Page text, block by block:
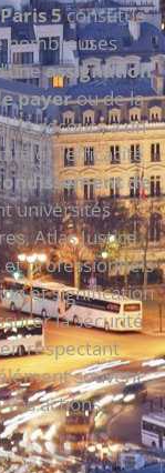
5constitue
nombreuses
assignation
payerou de la
le recours à un
et l’efficacité
de
universités
Atlas Justice
professionnels
et signification
la sécurité
respectant
souvent
actions.